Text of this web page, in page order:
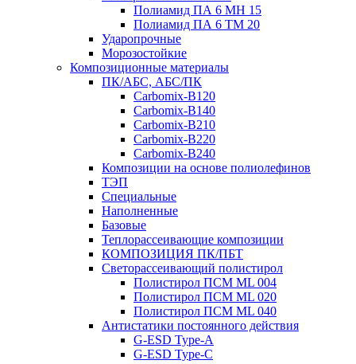
Полиамид ПА 6 МН 15
Полиамид ПА 6 ТМ 20
Ударопрочные
Морозостойкие
Композиционные материалы
ПК/АБС, АБС/ПК
Carbomix-В120
Carbomix-В140
Carbomix-В210
Carbomix-В220
Carbomix-В240
Композиции на основе полиолефинов
ТЭП
Специальные
Наполненные
Базовые
Теплорассеивающие композиции
КОМПОЗИЦИЯ ПК/ПБТ
Светорассеивающий полистирол
Полистирол ПСМ ML 004
Полистирол ПСМ ML 020
Полистирол ПСМ ML 040
Антистатики постоянного действия
G-ESD Type-A
G-ESD Type-C